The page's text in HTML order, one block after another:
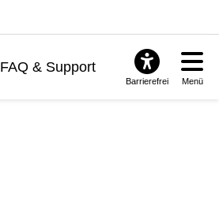
FAQ & Support
Barrierefrei Menü